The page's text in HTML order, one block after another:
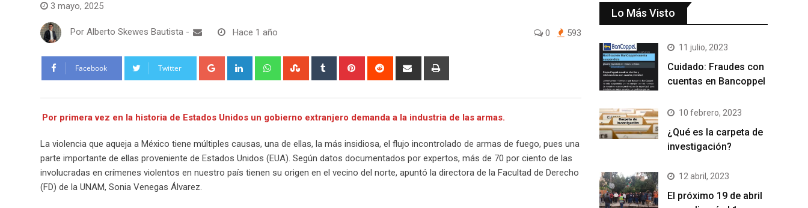
3 mayo, 2025
Por Alberto Skewes Bautista - Hace 1 año 0 593
Facebook Twitter Google+ LinkedIn WhatsappStumbleUpon
Tumblr Pinterest Reddit
Share
Por primera vez en la historia de Estados Unidos un gobierno extranjero demanda a la industria de las armas.
La violencia que aqueja a México tiene múltiples causas, una de ellas, la más insidiosa, el flujo incontrolado de armas de fuego, pues una
parte importante de ellas proveniente de Estados Unidos (EUA). Según datos documentados por expertos, más de 70 por ciento de las
involucradas en crímenes violentos en nuestro país tienen su origen en el vecino del norte, apuntó la directora de la Facultad de Derecho
(FD) de la UNAM, Sonia Venegas Álvarez.
Lo Más Visto
11 julio, 2023
Cuidado: Fraudes con
cuentas en Bancoppel
10 febrero, 2023
¿Qué es la carpeta de
investigación?
12 abril, 2023
El próximo 19 de abril